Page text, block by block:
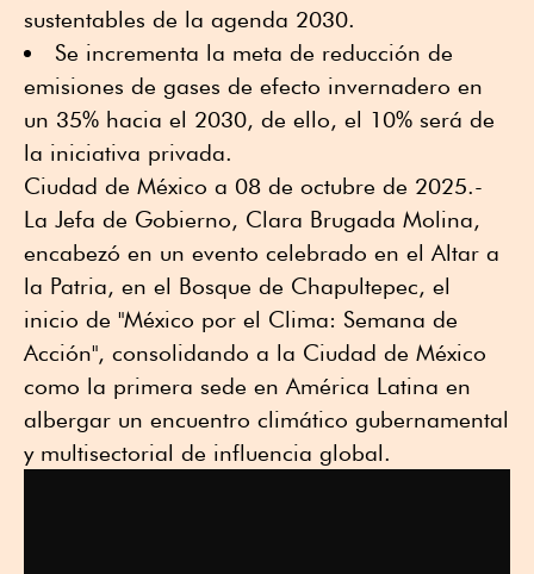
sustentables de la agenda 2030.
Se incrementa la meta de reducción de
emisiones de gases de efecto invernadero en
un 35% hacia el 2030, de ello, el 10% será de
la iniciativa privada.
Ciudad de México a 08 de octubre de 2025.-
La Jefa de Gobierno, Clara Brugada Molina,
encabezó en un evento celebrado en el Altar a
la Patria, en el Bosque de Chapultepec, el
inicio de "México por el Clima: Semana de
Acción", consolidando a la Ciudad de México
como la primera sede en América Latina en
albergar un encuentro climático gubernamental
y multisectorial de influencia global.